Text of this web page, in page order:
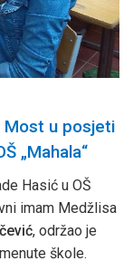
Most u posjeti
„Mahala“
Hasić u OŠ
imam Medžlisa
, održao je
škole.